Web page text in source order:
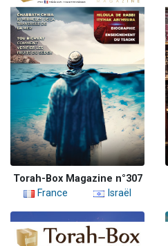
Torah-Box Magazine n°307
France
Israël